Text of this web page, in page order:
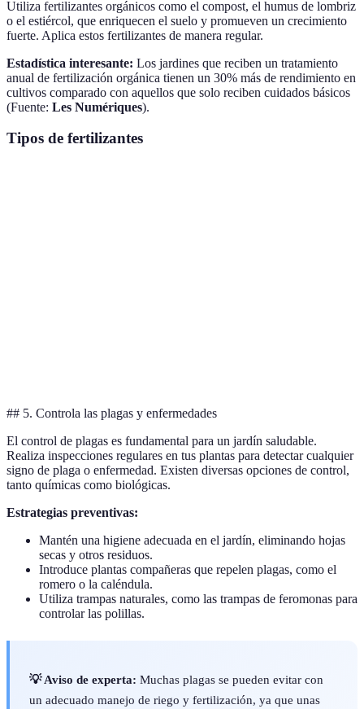
Utiliza fertilizantes orgánicos como el compost, el humus de lombriz
o el estiércol, que enriquecen el suelo y promueven un crecimiento
fuerte. Aplica estos fertilizantes de manera regular.
Estadística interesante: Los jardines que reciben un tratamiento
anual de fertilización orgánica tienen un 30% más de rendimiento en
cultivos comparado con aquellos que solo reciben cuidados básicos
(Fuente: Les Numériques).
Tipos de fertilizantes
## 5. Controla las plagas y enfermedades
El control de plagas es fundamental para un jardín saludable.
Realiza inspecciones regulares en tus plantas para detectar cualquier
signo de plaga o enfermedad. Existen diversas opciones de control,
tanto químicas como biológicas.
Estrategias preventivas:
Mantén una higiene adecuada en el jardín, eliminando hojas
secas y otros residuos.
Introduce plantas compañeras que repelen plagas, como el
romero o la caléndula.
Utiliza trampas naturales, como las trampas de feromonas para
controlar las polillas.
💡 Aviso de experta: Muchas plagas se pueden evitar con
un adecuado manejo de riego y fertilización, ya que unas